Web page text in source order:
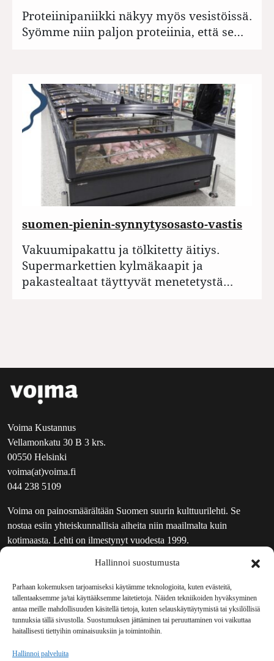
Hallinnoi suostumusta
Parhaan kokemuksen tarjoamiseksi käytämme teknologioita, kuten evästeitä,
tallentaaksemme ja/tai käyttääksemme laitetietoja. Näiden tekniikoiden hyväksyminen
antaa meille mahdollisuuden käsitellä tietoja, kuten selauskäyttäytymistä tai yksilöllisiä
tunnuksia tällä sivustolla. Suostumuksen jättäminen tai peruuttaminen voi vaikuttaa
haitallisesti tiettyihin ominaisuuksiin ja toimintoihin.
Hallinnoi palveluita
Proteiinipaniikki näkyy myös vesistöissä.
Syömme niin paljon proteiinia, että se…
suomen-pienin-synnytysosasto-vastis
Vakuumipakattu ja tölkitetty äitiys.
Supermarkettien kylmäkaapit ja
pakastealtaat täyttyvät menetetystä…
Voima Kustannus
Vellamonkatu 30 B 3 krs.
00550 Helsinki
voima(at)voima.fi
044 238 5109
Voima on painosmäärältään Suomen suurin kulttuurilehti. Se
nostaa esiin yhteiskunnallisia aiheita niin maailmalta kuin
kotimaasta. Lehti on ilmestynyt vuodesta 1999.
UUTISKIRJE
MAINOSTAJILLE
VASTAMAINOKSET
JAKELUPAIKAT
REKISTERISELOSTE